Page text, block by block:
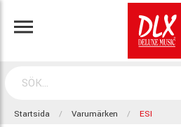
Startsida Varumärken ESI